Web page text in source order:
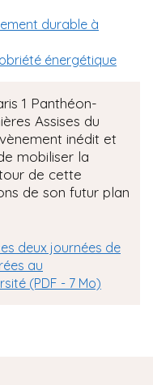
durable à
énergétique
1 Panthéon-
Assises du
inédit et
mobiliser la
de cette
de son futur plan
deux journées de
au
(PDF - 7 Mo)